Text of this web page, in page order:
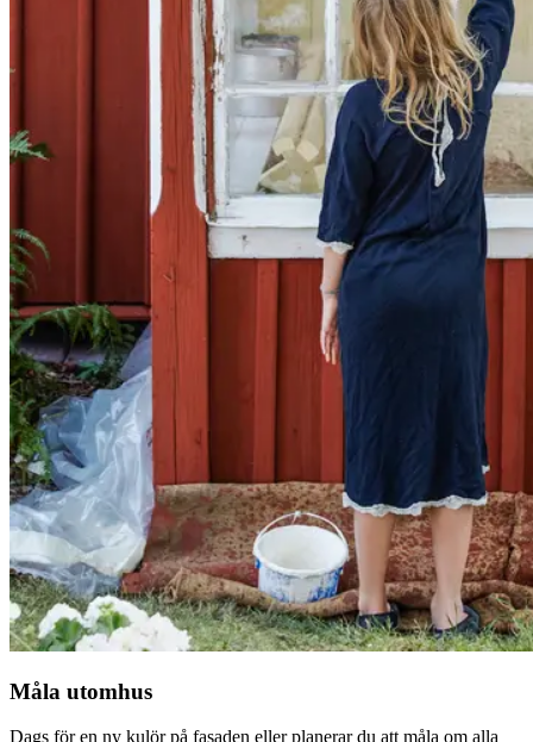
Måla utomhus
Dags för en ny kulör på fasaden eller planerar du att måla om alla